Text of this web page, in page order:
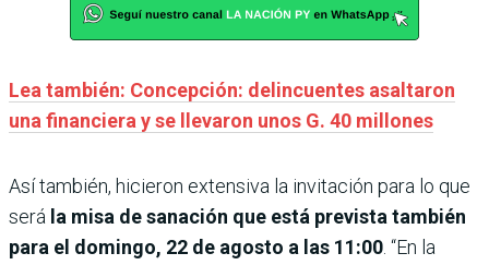
Lea también: Concepción: delincuentes asaltaron
una financiera y se llevaron unos G. 40 millones
Así también, hicieron extensiva la invitación para lo que
será la misa de sanación que está prevista también
para el domingo, 22 de agosto a las 11:00 . “En la